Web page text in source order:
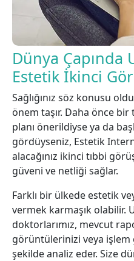
Dünya Çapında
Estetik İkinci
Sağlığınız söz konusu
önem taşır. Daha önce bir
planı önerildiyse ya da
gördüyseniz, Estetik
alacağınız ikinci tıbbi
güveni ve netliği sağlar.
Farklı bir ülkede estetik
vermek karmaşık olabilir.
doktorlarımız, mevcut
görüntülerinizi veya işlem
şekilde analiz eder. Size